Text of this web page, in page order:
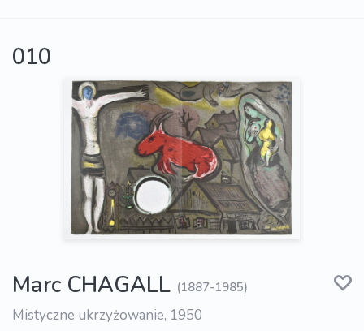
010
Marc CHAGALL (1887-1985)
Mistyczne ukrzyżowanie, 1950